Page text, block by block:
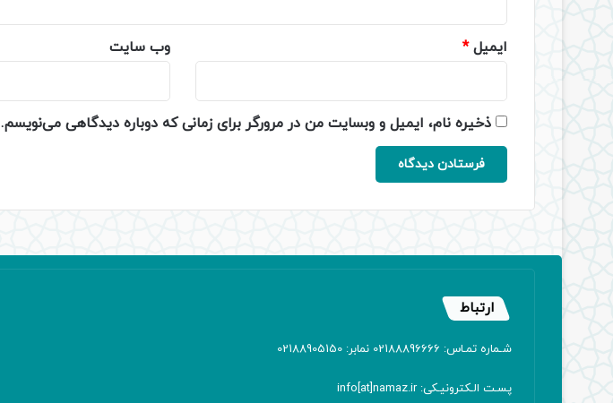
ایمیل* وب‌ سایت
ذخیره نام، ایمیل و وبسایت من در مرورگر برای زمانی که دوباره دیدگاهی می‌نویسم.
ارتباط
شـماره تمـاس: 02188896666 نمابر: 02188905150
پسـت الـکترونیـکی: info[at]namaz.ir